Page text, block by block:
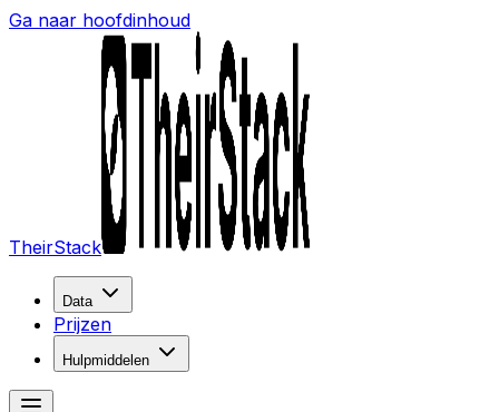
Ga naar hoofdinhoud
TheirStack
Data
Prijzen
Hulpmiddelen